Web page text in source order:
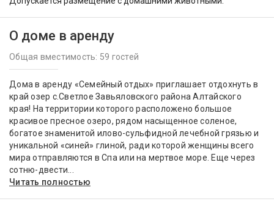
О доме в аренду
Общая вместимость: 59 гостей
Дома в аренду «Семейный отдых» приглашает отдохнуть в
край озер с.Светлое Завьяловского района Алтайского
края! На территории которого расположено большое
красивое пресное озеро, рядом насыщенное соленое,
богатое знаменитой илово-сульфидной лечебной грязью и
уникальной «синей» глиной, ради которой женщины всего
мира отправляются в Спа или на мертвое море. Еще через
сотню-двести...
Читать полностью